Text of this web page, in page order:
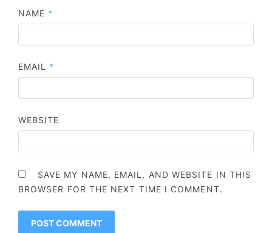
NAME *
EMAIL *
WEBSITE
SAVE MY NAME, EMAIL, AND WEBSITE IN THIS
BROWSER FOR THE NEXT TIME I COMMENT.